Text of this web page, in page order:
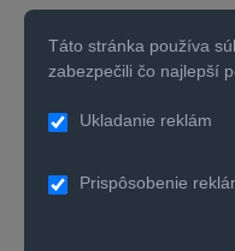
Táto stránka používa
zabezpečili čo najlepší
Ukladanie reklám
Prispôsobenie